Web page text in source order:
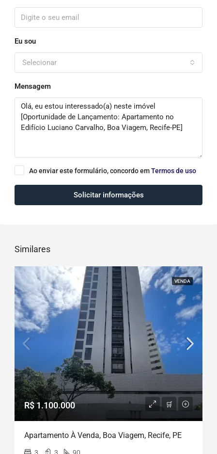
Eu sou
Selecionar
Mensagem
Ao enviar este formulário, concordo emTermos de uso
Solicitar informações
Similares
VENDA
R$ 1.100.000
Apartamento À Venda, Boa Viagem, Recife, PE